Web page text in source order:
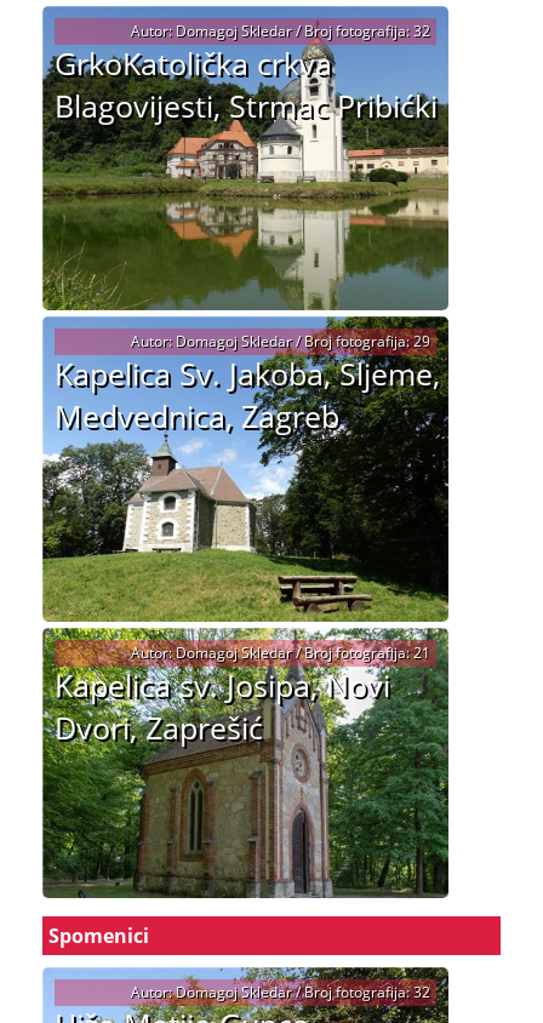
GrkoKatolička crkva
Blagovijesti, Strmac Pribićki
Autor: Domagoj Skledar / Broj fotografija: 32
Kapelica Sv. Jakoba, Sljeme,
Medvednica, Zagreb
Autor: Domagoj Skledar / Broj fotografija: 29
Kapelica sv. Josipa, Novi
Dvori, Zaprešić
Autor: Domagoj Skledar / Broj fotografija: 21
Spomenici
Autor: Domagoj Skledar / Broj fotografija: 32